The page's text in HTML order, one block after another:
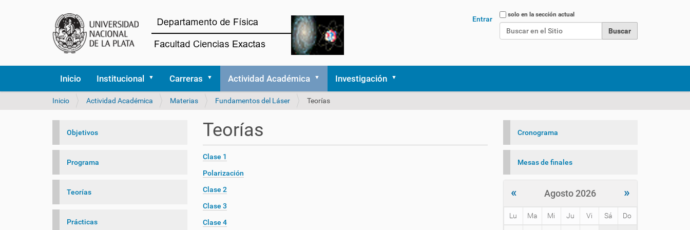
Buscarsolo en la sección actual
Entrar
Inicio Institucional Carreras Actividad Académica Investigación
U
t
e
á
q
Inicio Actividad Académica Materias Fundamentos del Láser Teorías
Teorías
Clase 1
Polarización
Clase 2
Clase 3
Clase 4
Objetivos
Programa
Teorías
Prácticas
Cronograma
Mesas de finales
« Agosto 2026 »
Lu Ma Mi Ju Vi Sá Do